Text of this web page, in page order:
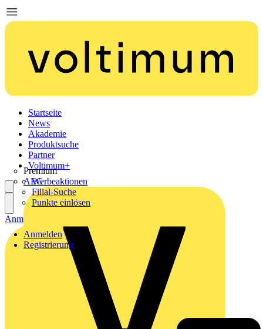
Startseite
News
Akademie
Produktsuche
Partner
Premium
AEG
Voltimum+
Werbeaktionen
Filial-Suche
Punkte einlösen
Anmelden
Registrierung
Anmelden